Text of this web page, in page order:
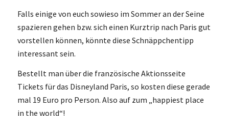
Falls einige von euch sowieso im Sommer an der Seine
spazieren gehen bzw. sich einen Kurztrip nach Paris gut
vorstellen können, könnte diese Schnäppchentipp
interessant sein.
Bestellt man über die französische Aktionsseite
Tickets für das Disneyland Paris, so kosten diese gerade
mal 19 Euro pro Person. Also auf zum „happiest place
in the world“!